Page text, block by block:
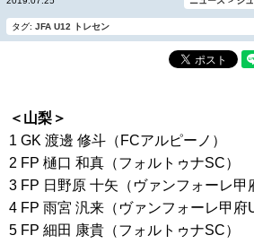
タグ: JFA U12 トレセン
＜山梨＞
1 GK 渡邊 修斗（FCアルピーノ）
2 FP 樋口 和真（フォルトゥナSC）
3 FP 日野原 十矢（ヴァンフォーレ甲
4 FP 雨宮 汎来（ヴァンフォーレ甲府
5 FP 細田 康貴（フォルトゥナSC）